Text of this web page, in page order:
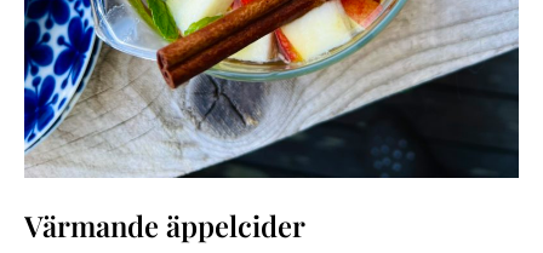
Värmande äppelcider